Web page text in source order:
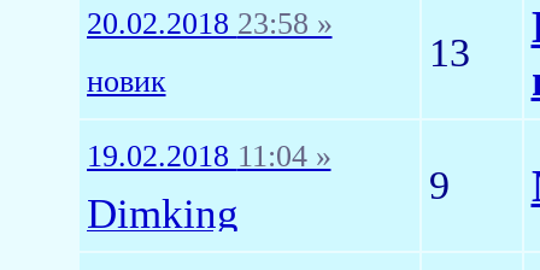
20.02.2018 23:58 »
новик
13
19.02.2018 11:04 »
Dimking
9